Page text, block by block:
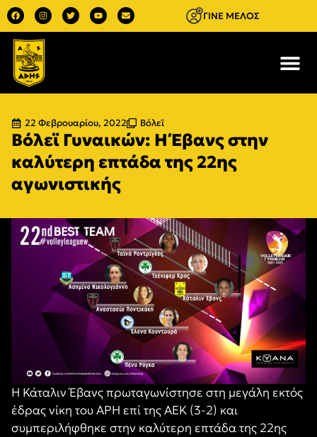
ΓΙΝΕ ΜΕΛΟΣ
22 Φεβρουαρίου, 2022 Βόλεϊ
Βόλεϊ Γυναικών: Η Έβανς στην
καλύτερη επτάδα της 22ης
αγωνιστικής
Η Κάταλιν Έβανς πρωταγωνίστησε στη μεγάλη εκτός
έδρας νίκη του ΑΡΗ επί της ΑΕΚ (3-2) και
συμπεριλήφθηκε στην καλύτερη επτάδα της 22ης